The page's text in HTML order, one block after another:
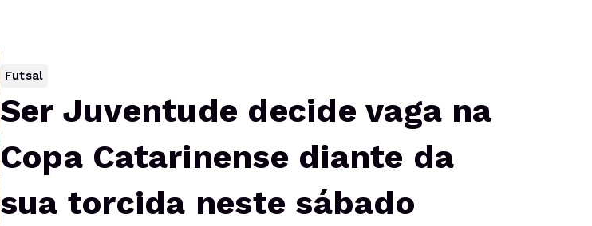
Futsal
Ser Juventude decide vaga na
Copa Catarinense diante da
sua torcida neste sábado